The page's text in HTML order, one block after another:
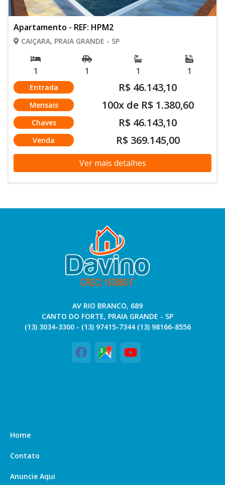
Apartamento - REF: HPM2
CAIÇARA, PRAIA GRANDE - SP
1 1 1 1
Entrada R$ 46.143,10
Mensais 100x de R$ 1.380,60
Chaves R$ 46.143,10
Venda R$ 369.145,00
Ver mais detalhes
AV RIO BRANCO, 689
CANTO DO FORTE, PRAIA GRANDE - SP
(13) 3034-3300 - (13) 97415-7344 (13) 98166-8556
Home
Contato
Anuncie Aqui